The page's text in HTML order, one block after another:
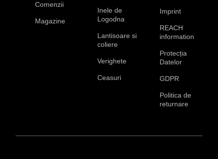
Comenzii
Magazine
Inele de
Logodna
Lantisoare si
coliere
Verighete
Ceasuri
Imprint
REACH
information
Protecția
Datelor
GDPR
Politica de
returnare